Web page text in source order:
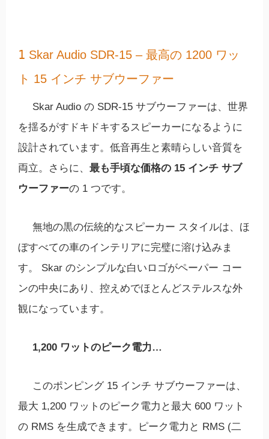
1 Skar Audio SDR-15 – 最高の 1200 ワッ
ト 15 インチ サブウーファー
Skar Audio の SDR-15 サブウーファーは、世界
を揺るがすドキドキするスピーカーになるように
設計されています。低音再生と素晴らしい音質を
両立。さらに、 最も手頃な価格の 15 インチ サブ
ウーファーの 1 つです。
無地の黒の伝統的なスピーカー スタイルは、ほ
ぼすべての車のインテリアに完璧に溶け込みま
す。 Skar のシンプルな白いロゴがペーパー コー
ンの中央にあり、控えめでほとんどステルスな外
観になっています。
1,200 ワットのピーク電力…
このポンピング 15 インチ サブウーファーは、
最大 1,200 ワットのピーク電力と最大 600 ワット
の RMS を生成できます。ピーク電力と RMS (二